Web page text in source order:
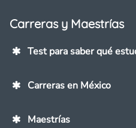
Carreras y Maestrías
Test para saber qué
Carreras en México
Maestrías